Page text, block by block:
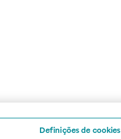
Definições de cookies